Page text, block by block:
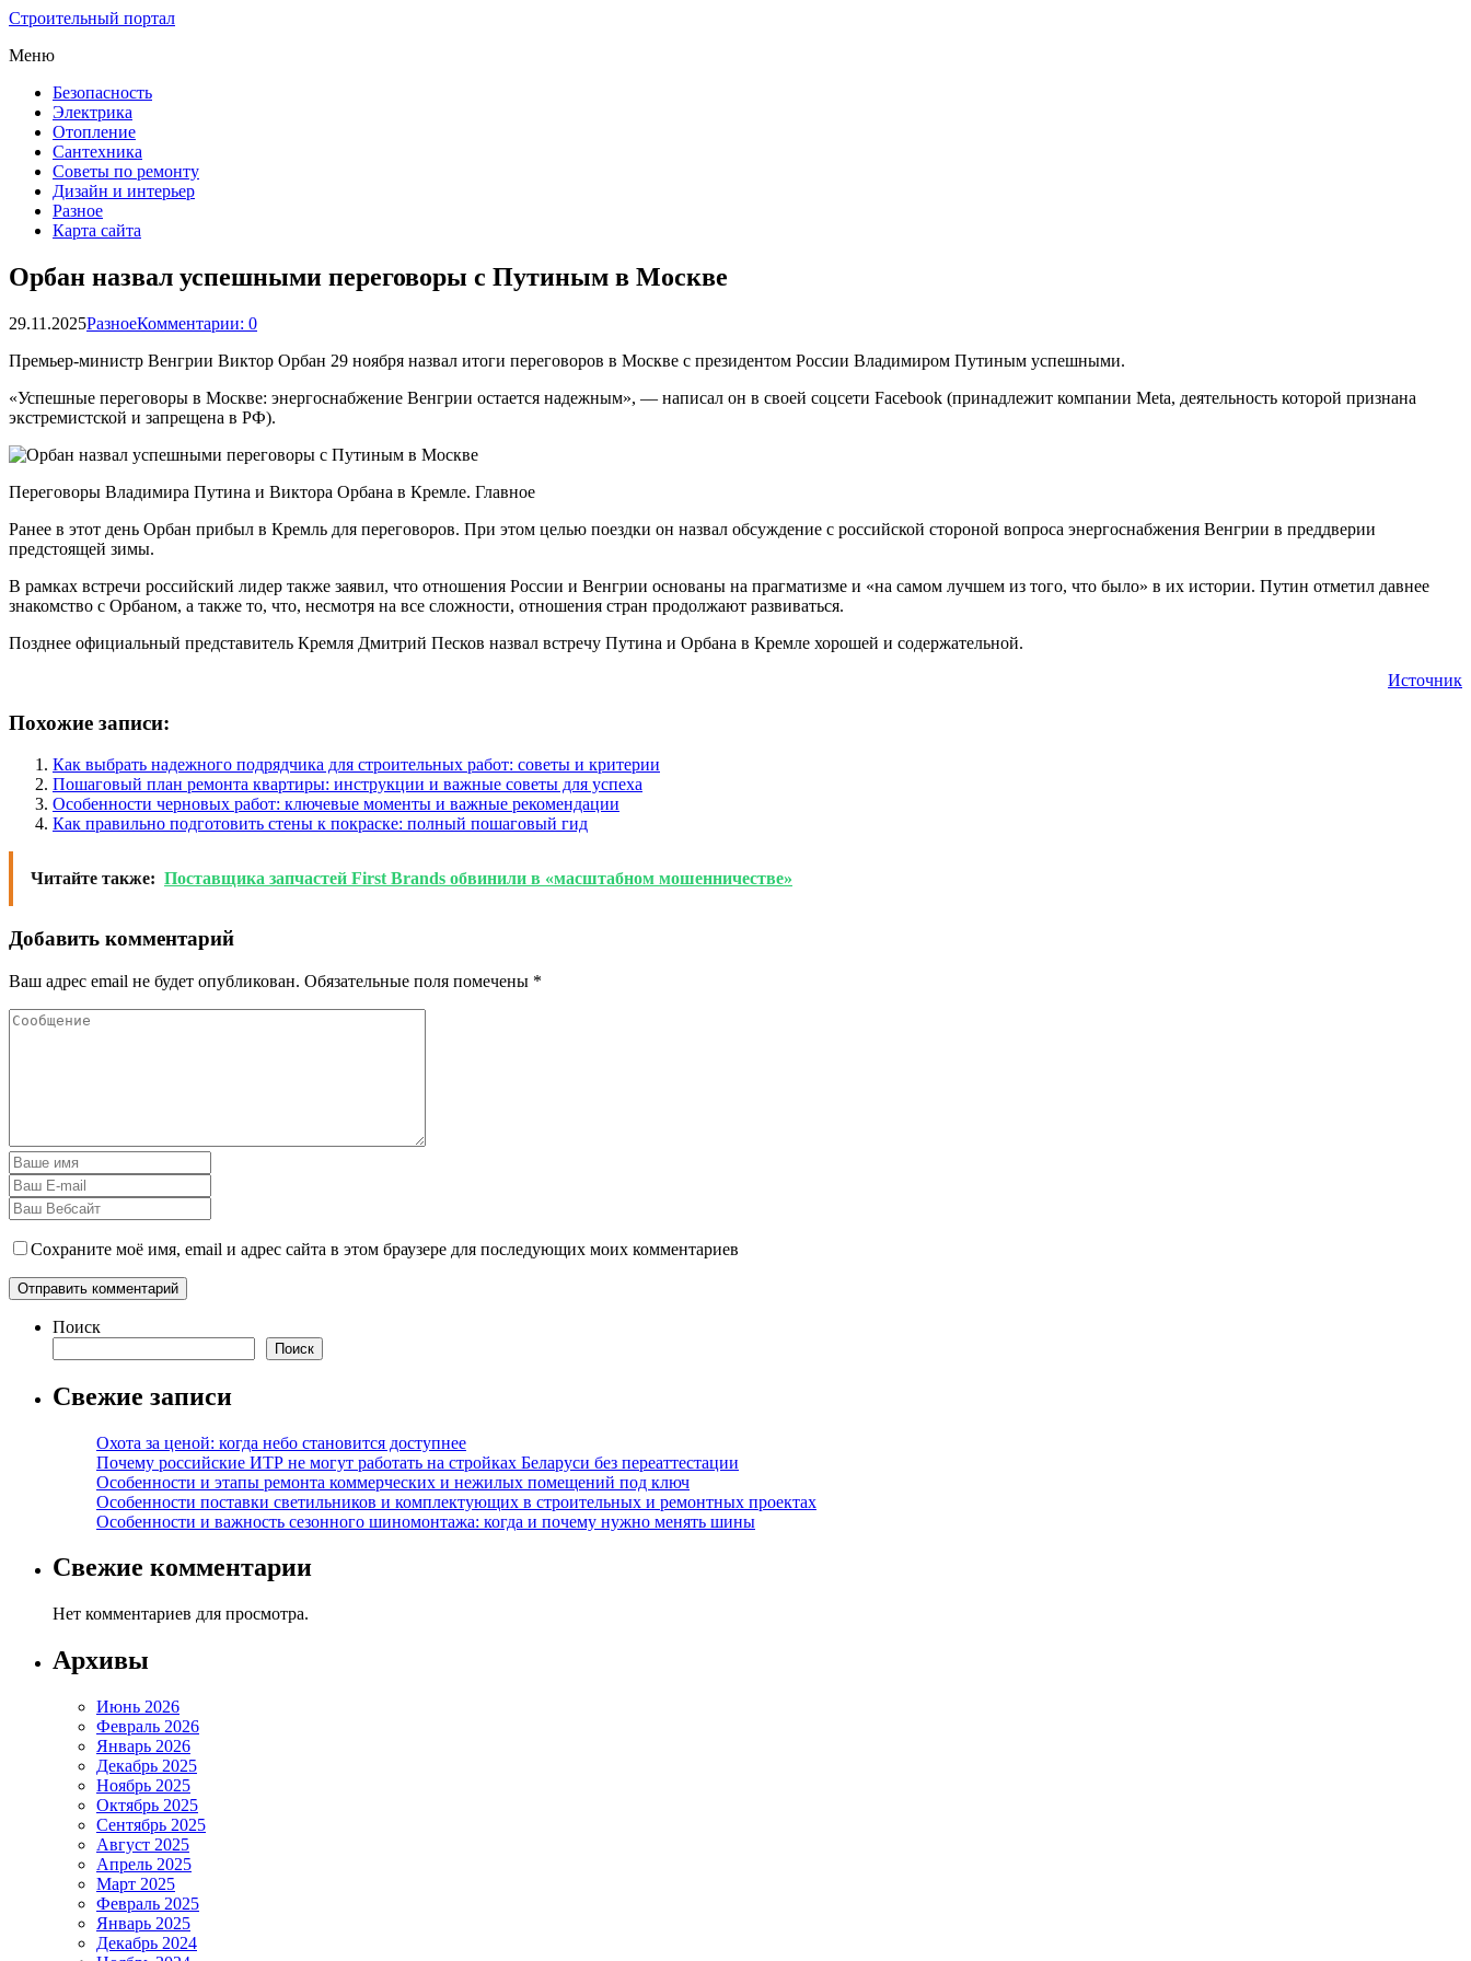
Строительный портал
Меню
Безопасность
Электрика
Отопление
Сантехника
Советы по ремонту
Дизайн и интерьер
Разное
Карта сайта
Орбан назвал успешными переговоры с Путиным в Москве
29.11.2025РазноеКомментарии: 0
Премьер-министр Венгрии Виктор Орбан 29 ноября назвал итоги переговоров в Москве с президентом России Владимиром Путиным успешными.
«Успешные переговоры в Москве: энергоснабжение Венгрии остается надежным», — написал он в своей соцсети Facebook (принадлежит компании Meta, деятельность которой признана
экстремистской и запрещена в РФ).
Переговоры Владимира Путина и Виктора Орбана в Кремле. Главное
Ранее в этот день Орбан прибыл в Кремль для переговоров. При этом целью поездки он назвал обсуждение с российской стороной вопроса энергоснабжения Венгрии в преддверии
предстоящей зимы.
В рамках встречи российский лидер также заявил, что отношения России и Венгрии основаны на прагматизме и «на самом лучшем из того, что было» в их истории. Путин отметил давнее
знакомство с Орбаном, а также то, что, несмотря на все сложности, отношения стран продолжают развиваться.
Позднее официальный представитель Кремля Дмитрий Песков назвал встречу Путина и Орбана в Кремле хорошей и содержательной.
Источник
Похожие записи:
Как выбрать надежного подрядчика для строительных работ: советы и критерии
Пошаговый план ремонта квартиры: инструкции и важные советы для успеха
Особенности черновых работ: ключевые моменты и важные рекомендации
Как правильно подготовить стены к покраске: полный пошаговый гид
Читайте также: Поставщика запчастей First Brands обвинили в «масштабном мошенничестве»
Добавить комментарий
Ваш адрес email не будет опубликован. Обязательные поля помечены *
Сохраните моё имя, email и адрес сайта в этом браузере для последующих моих комментариев
Поиск
Поиск
Свежие записи
Охота за ценой: когда небо становится доступнее
Почему российские ИТР не могут работать на стройках Беларуси без переаттестации
Особенности и этапы ремонта коммерческих и нежилых помещений под ключ
Особенности поставки светильников и комплектующих в строительных и ремонтных проектах
Особенности и важность сезонного шиномонтажа: когда и почему нужно менять шины
Свежие комментарии
Нет комментариев для просмотра.
Архивы
Июнь 2026
Февраль 2026
Январь 2026
Декабрь 2025
Ноябрь 2025
Октябрь 2025
Сентябрь 2025
Август 2025
Апрель 2025
Март 2025
Февраль 2025
Январь 2025
Декабрь 2024